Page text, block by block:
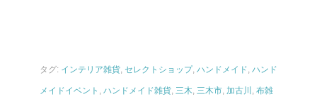
タグ: インテリア雑貨, セレクトショップ, ハンドメイド, ハンド
メイドイベント , ハンドメイド雑貨, 三木, 三木市, 加古川 , 布雑